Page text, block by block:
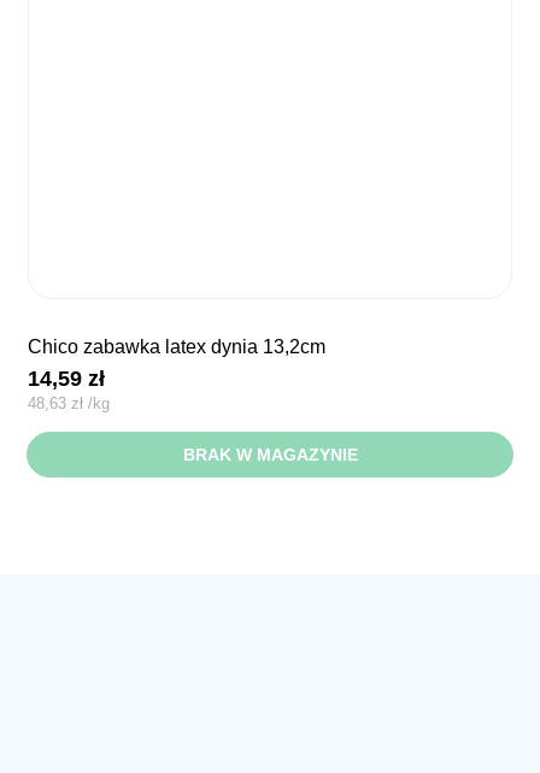
chico zabawka latex dynia 13,2cm
14,59zł
48,63zł /kg
BRAK W MAGAZYNIE